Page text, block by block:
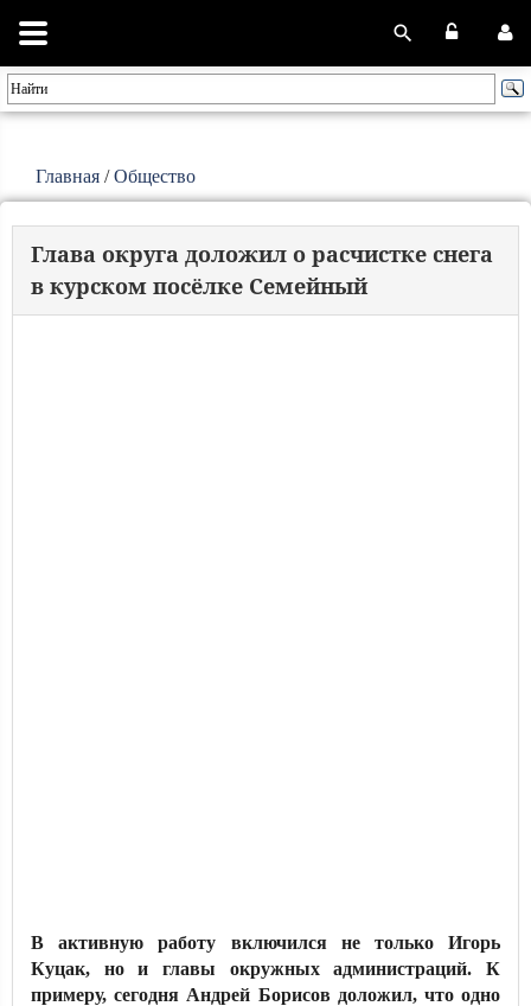
Главная /Общество
Глава округа доложил о расчистке снега
в курском посёлке Семейный
В активную работу включился не только Игорь
Куцак, но и главы окружных администраций. К
примеру, сегодня Андрей Борисов доложил, что одно